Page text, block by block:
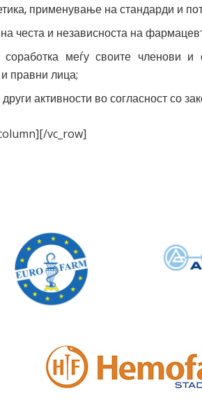
применување на стандарди и
честа и независноста на
соработка меѓу своите членови
правни лица;
активности во согласност со
vc_row]